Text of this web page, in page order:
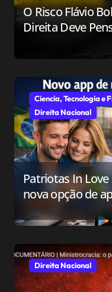
O Risco Flávio
Direita Deve
Ciencia, Tecnologia e
Direita Nacional
Patriotas In
nova opção de
relacionamento
conservador
Direita Nacional